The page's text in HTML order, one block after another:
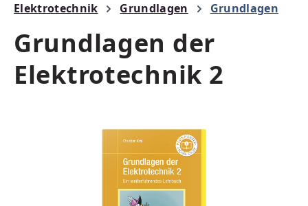
Elektrotechnik Grundlagen Grundlagen
Grundlagen der
Elektrotechnik 2
Bildergalerie überspringen